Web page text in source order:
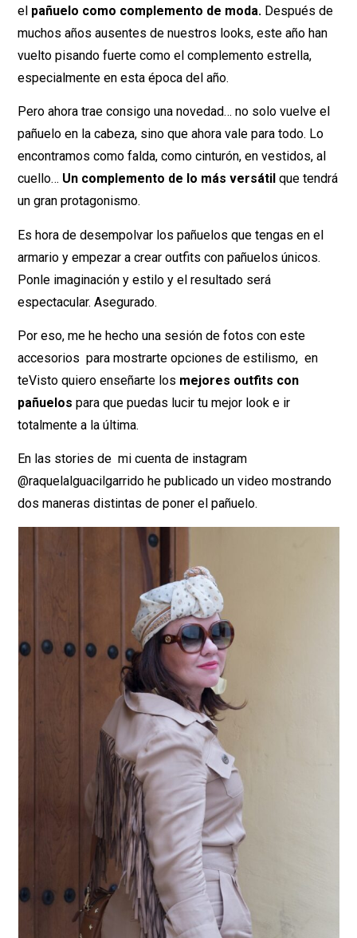
el pañuelo como complemento de moda. Después de
muchos años ausentes de nuestros looks, este año han
vuelto pisando fuerte como el complemento estrella,
especialmente en esta época del año.
Pero ahora trae consigo una novedad… no solo vuelve el
pañuelo en la cabeza, sino que ahora vale para todo. Lo
encontramos como falda, como cinturón, en vestidos, al
cuello… Un complemento de lo más versátil que tendrá
un gran protagonismo.
Es hora de desempolvar los pañuelos que tengas en el
armario y empezar a crear outfits con pañuelos únicos.
Ponle imaginación y estilo y el resultado será
espectacular. Asegurado.
Por eso, me he hecho una sesión de fotos con este
accesorios para mostrarte opciones de estilismo, en
teVisto quiero enseñarte los mejores outfits con
pañuelos para que puedas lucir tu mejor look e ir
totalmente a la última.
En las stories de mi cuenta de instagram
@raquelalguacilgarrido he publicado un video mostrando
dos maneras distintas de poner el pañuelo.